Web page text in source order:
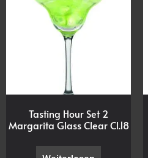
Tasting Hour Set 2
Margarita Glass Clear Cl.18